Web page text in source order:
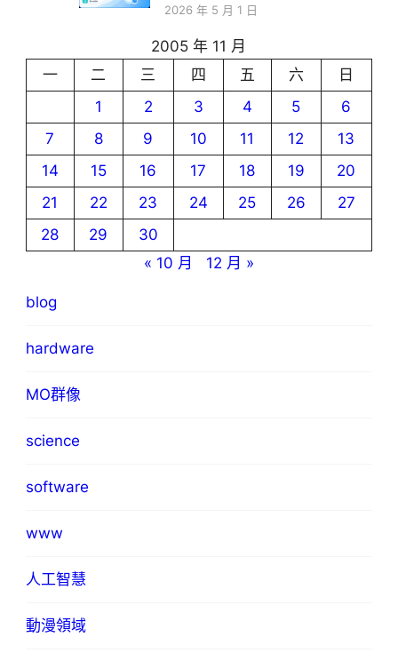
2026 年 5 月 1 日
2005 年 11 月
一
二 三 四 五 六
日
1
2 3 4 5
6
7
8 9 10 11 12
13
14
15 16 17 18 19
20
21
22 23 24 25 26
27
28
29
30
« 10 月
12 月 »
blog
hardware
MO群像
science
software
www
人工智慧
動漫領域